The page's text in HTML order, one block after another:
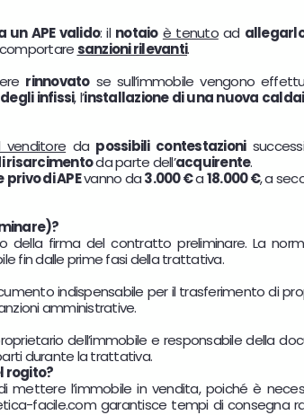
un APE valido: il notaio è tenutoad
sanzioni rilevanti.
rinnovatose sull’immobile vengono
infissi, l’installazione di una nuova
venditore da possibili contestazioni
risarcimentoda parte dell’acquirente.
privo di APEvanno da3.000 €a18.000 €, a
della firma del contratto preliminare. La
fin dalle prime fasi della trattativa.
indispensabile per il trasferimento di
amministrative.
dell’immobile e responsabile della
durante la trattativa.
rogito?
mettere l’immobile in vendita, poiché è
facile.com garantisce tempi di consegna